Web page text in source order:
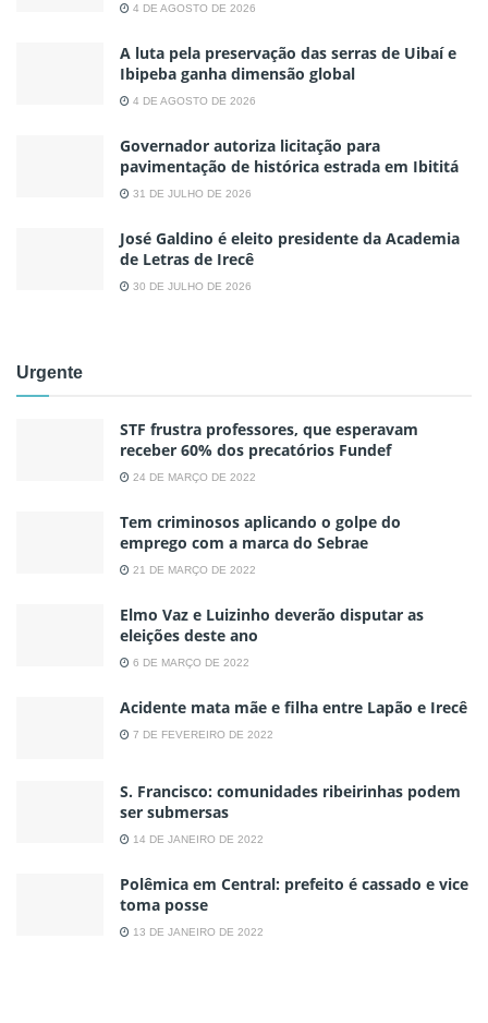
4 DE AGOSTO DE 2026
A luta pela preservação das serras de Uibaí e
Ibipeba ganha dimensão global
4 DE AGOSTO DE 2026
Governador autoriza licitação para
pavimentação de histórica estrada em Ibititá
31 DE JULHO DE 2026
José Galdino é eleito presidente da Academia
de Letras de Irecê
30 DE JULHO DE 2026
Urgente
STF frustra professores, que esperavam
receber 60% dos precatórios Fundef
24 DE MARÇO DE 2022
Tem criminosos aplicando o golpe do
emprego com a marca do Sebrae
21 DE MARÇO DE 2022
Elmo Vaz e Luizinho deverão disputar as
eleições deste ano
6 DE MARÇO DE 2022
Acidente mata mãe e filha entre Lapão e Irecê
7 DE FEVEREIRO DE 2022
S. Francisco: comunidades ribeirinhas podem
ser submersas
14 DE JANEIRO DE 2022
Polêmica em Central: prefeito é cassado e vice
toma posse
13 DE JANEIRO DE 2022